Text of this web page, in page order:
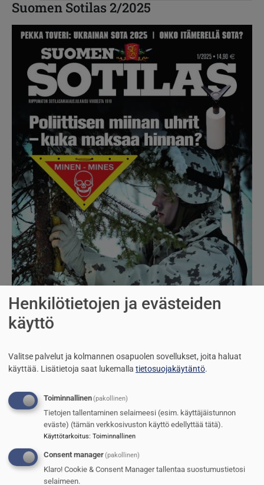
Suomen Sotilas 2/2025
Suomen Sotilas 1/2025
Henkilötietojen ja evästeiden
käyttö
Valitse palvelut ja kolmannen osapuolen sovellukset, joita haluat
käyttää. Lisätietoja saat lukemalla tietosuojakäytäntö.
Toiminnallinen(pakollinen)
Tietojen tallentaminen selaimeesi (esim. käyttäjäistunnon
eväste) (tämän verkkosivuston käyttö edellyttää tätä).
Käyttötarkoitus: Toiminnallinen
Consent manager(pakollinen)
Klaro! Cookie & Consent Manager tallentaa suostumustietosi
selaimeen.